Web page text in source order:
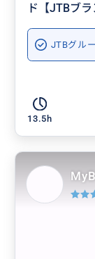
ド【JTBブ
JTBグル
13.5h